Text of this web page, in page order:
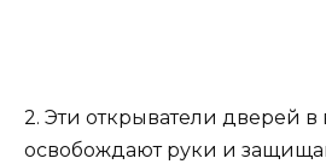
2. Эти открыватели дверей в
освобождают руки и